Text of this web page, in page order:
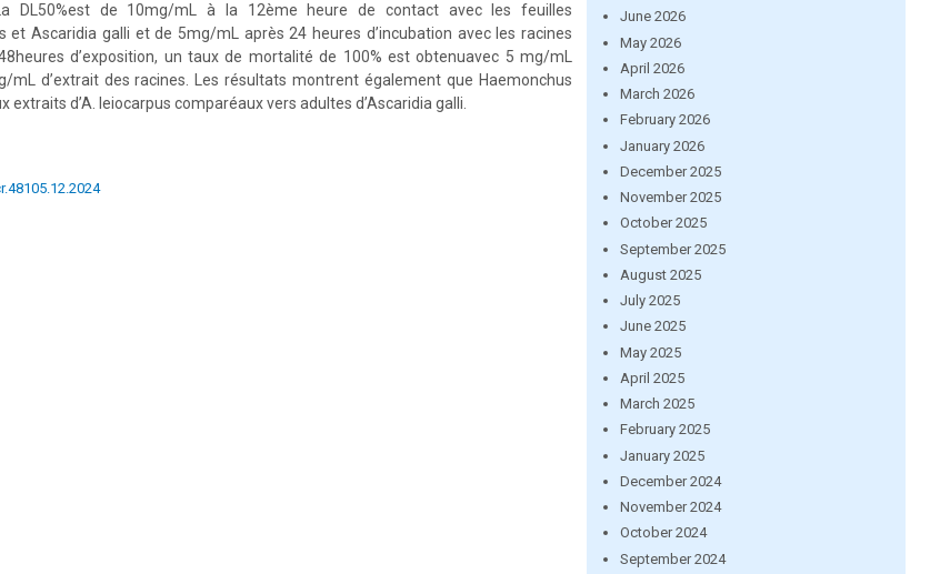
DL50%est de 10mg/mL à la 12ème heure de contact avec les feuilles
et Ascaridia galli et de 5mg/mL après 24 heures d’incubation avec les racines
d’exposition, un taux de mortalité de 100% est obtenuavec 5 mg/mL
mL d’extrait des racines. Les résultats montrent également que Haemonchus
extraits d’A. leiocarpus comparéaux vers adultes d’Ascaridia galli.
June 2026
May 2026
April 2026
March 2026
February 2026
January 2026
December 2025
November 2025
October 2025
September 2025
August 2025
July 2025
June 2025
May 2025
April 2025
March 2025
February 2025
January 2025
December 2024
November 2024
October 2024
September 2024